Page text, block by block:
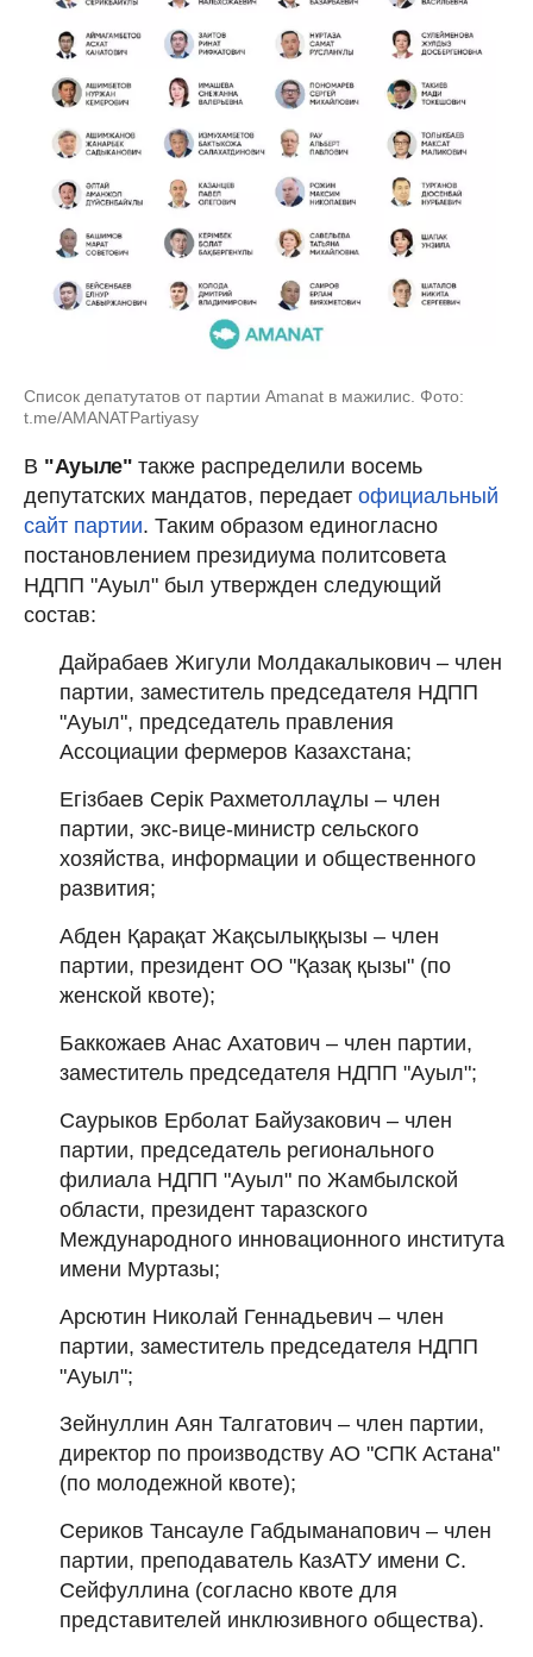
Список депатутатов от партии Amanat в мажилис. Фото:
t.me/AMANATPartiyasy
В "Ауыле" также распределили восемь
депутатских мандатов, передает официальный
сайт партии. Таким образом единогласно
постановлением президиума политсовета
НДПП "Ауыл" был утвержден следующий
состав:
Дайрабаев Жигули Молдакалыкович – член
партии, заместитель председателя НДПП
"Ауыл", председатель правления
Ассоциации фермеров Казахстана;
Егізбаев Серік Рахметоллаұлы – член
партии, экс-вице-министр сельского
хозяйства, информации и общественного
развития;
Абден Қарақат Жақсылыққызы – член
партии, президент ОО "Қазақ қызы" (по
женской квоте);
Баккожаев Анас Ахатович – член партии,
заместитель председателя НДПП "Ауыл";
Саурыков Ерболат Байузакович – член
партии, председатель регионального
филиала НДПП "Ауыл" по Жамбылской
области, президент таразского
Международного инновационного института
имени Муртазы;
Арсютин Николай Геннадьевич – член
партии, заместитель председателя НДПП
"Ауыл";
Зейнуллин Аян Талгатович – член партии,
директор по производству АО "СПК Астана"
(по молодежной квоте);
Сериков Тансауле Габдыманапович – член
партии, преподаватель КазАТУ имени С.
Сейфуллина (согласно квоте для
представителей инклюзивного общества).